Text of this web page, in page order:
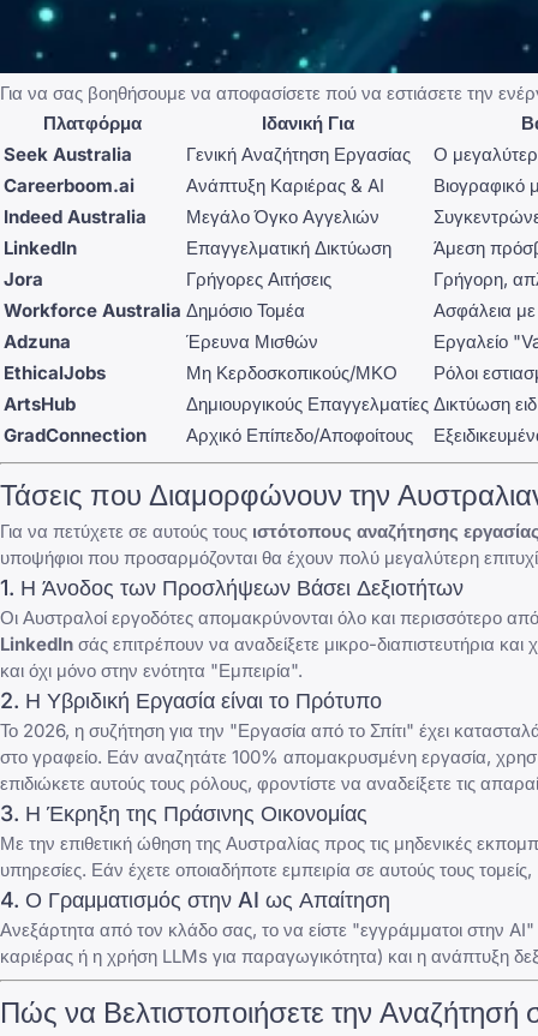
Για να σας βοηθήσουμε να αποφασίσετε πού να εστιάσετε την
Πλατφόρμα
Ιδανική Για
Seek Australia
Γενική Αναζήτηση Εργασίας
Ο
Careerboom.ai
Ανάπτυξη Καριέρας & AI
Βιογραφικό
Indeed Australia
Μεγάλο Όγκο Αγγελιών
LinkedIn
Επαγγελματική Δικτύωση
Άμεση
Jora
Γρήγορες Αιτήσεις
Γρήγορη,
Workforce Australia Δημόσιο Τομέα
Ασφάλεια με
Adzuna
Έρευνα Μισθών
Εργαλείο
EthicalJobs
Μη Κερδοσκοπικούς/ΜΚΟ
Ρόλοι
ArtsHub
Δημιουργικούς Επαγγελματίες Δικτύωση
GradConnection
Αρχικό Επίπεδο/Αποφοίτους
Τάσεις που Διαμορφώνουν την
Για να πετύχετε σε αυτούς τους ιστότοπους αναζήτησης
υποψήφιοι που προσαρμόζονται θα έχουν πολύ μεγαλύτερη
1. Η Άνοδος των Προσλήψεων Βάσει Δεξιοτήτων
Οι Αυστραλοί εργοδότες απομακρύνονται όλο και περισσότερο
LinkedIn σάς επιτρέπουν να αναδείξετε μικρο-διαπιστευτήρια
και όχι μόνο στην ενότητα "Εμπειρία".
2. Η Υβριδική Εργασία είναι το Πρότυπο
Το 2026, η συζήτηση για την "Εργασία από το Σπίτι" έχει
στο γραφείο. Εάν αναζητάτε 100% απομακρυσμένη εργασία,
επιδιώκετε αυτούς τους ρόλους, φροντίστε να αναδείξετε τις
3. Η Έκρηξη της Πράσινης Οικονομίας
Με την επιθετική ώθηση της Αυστραλίας προς τις μηδενικές
υπηρεσίες. Εάν έχετε οποιαδήποτε εμπειρία σε αυτούς τους
4. Ο Γραμματισμός στην AI ως Απαίτηση
Ανεξάρτητα από τον κλάδο σας, το να είστε "εγγράμματοι στην
καριέρας ή η χρήση LLMs για παραγωγικότητα) και η ανάπτυξη
Πώς να Βελτιστοποιήσετε την